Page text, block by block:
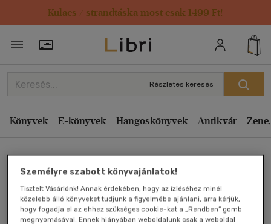
Kulacs / strandtáska most csak 1499 Ft!
Törzsvásárlói Kártya adatai
Részletes keresés
Könyvek E-könyvek Hangoskönyvek Antikvár
Művei
Rendezés
Kiadás éve szerint csökkenő
Ár szerint csökkenő
Eladott darabszám szerint csökkenő
Eladott darabszám szerint növekvő
Cím szerint A-Z
Szerző szerint A-Z
Személyre szabott könyvajánlatok!
Tisztelt Vásárlónk! Annak érdekében, hogy az ízléséhez minél
közelebb álló könyveket tudjunk a figyelmébe ajánlani, arra kérjük,
hogy fogadja el az ehhez szükséges cookie-kat a „Rendben” gomb
megnyomásával. Ennek hiányában weboldalunk csak a weboldal